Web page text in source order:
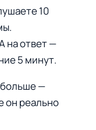
10
на ответ —
5 минут.
больше —
он реально